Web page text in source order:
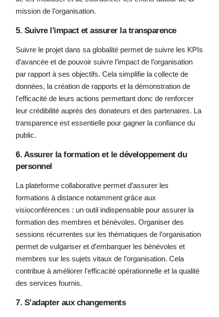
mission de l’organisation.
5. Suivre l'impact et assurer la transparence
Suivre le projet dans sa globalité permet de suivre les KPIs
d’avancée et de pouvoir suivre l’impact de l’organisation
par rapport à ses objectifs. Cela simplifie la collecte de
données, la création de rapports et la démonstration de
l'efficacité de leurs actions permettant donc de renforcer
leur crédibilité auprès des donateurs et des partenaires. La
transparence est essentielle pour gagner la confiance du
public.
6. Assurer la formation et le développement du
personnel
La plateforme collaborative permet d’assurer les
formations à distance notamment grâce aux
visioconférences : un outil indispensable pour assurer la
formation des membres et bénévoles. Organiser des
sessions récurrentes sur les thématiques de l’organisation
permet de vulgariser et d’embarquer les bénévoles et
membres sur les sujets vitaux de l’organisation. Cela
contribue à améliorer l'efficacité opérationnelle et la qualité
des services fournis.
7. S’adapter aux changements